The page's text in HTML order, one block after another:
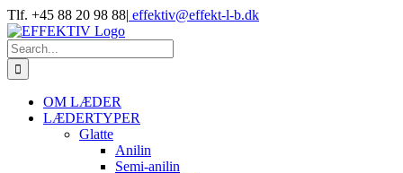
Skip
to
content
Tlf. +45 88 20 98 88| effektiv@effekt-l-b.dk
Search
for:
OM LÆDER
LÆDERTYPER
Glatte
Anilin
Semi-anilin